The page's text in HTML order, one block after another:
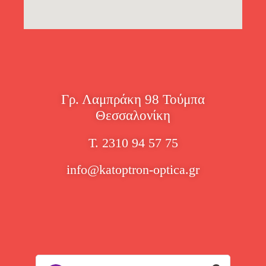
Γρ. Λαμπράκη 98 Τούμπα
Θεσσαλονίκη
Τ. 2310 94 57 75
info@katoptron-optica.gr